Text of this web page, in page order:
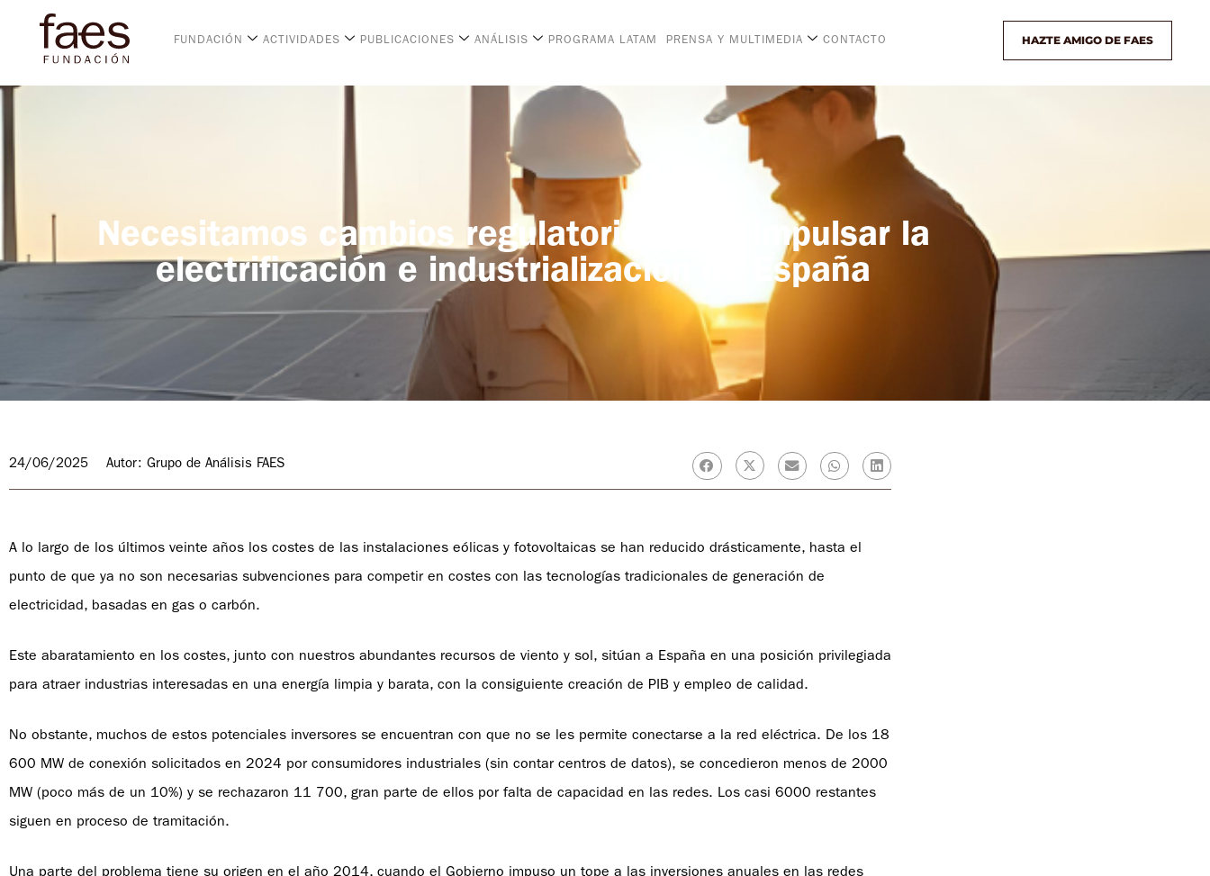
FUNDACIÓN ACTIVIDADES PUBLICACIONES ANÁLISIS PROGRAMA LATAM PRENSA Y MULTIMEDIA CONTACTO HAZTE AMIGO DE FAES
Necesitamos cambios regulatorios para impulsar la
electrificación e industrialización de España
24/06/2025 Autor: Grupo de Análisis FAES
A lo largo de los últimos veinte años los costes de las instalaciones eólicas y fotovoltaicas se han reducido drásticamente, hasta el
punto de que ya no son necesarias subvenciones para competir en costes con las tecnologías tradicionales de generación de
electricidad, basadas en gas o carbón.
Este abaratamiento en los costes, junto con nuestros abundantes recursos de viento y sol, sitúan a España en una posición privilegiada
para atraer industrias interesadas en una energía limpia y barata, con la consiguiente creación de PIB y empleo de calidad.
No obstante, muchos de estos potenciales inversores se encuentran con que no se les permite conectarse a la red eléctrica. De los 18
600 MW de conexión solicitados en 2024 por consumidores industriales (sin contar centros de datos), se concedieron menos de 2000
MW (poco más de un 10%) y se rechazaron 11 700, gran parte de ellos por falta de capacidad en las redes. Los casi 6000 restantes
siguen en proceso de tramitación.